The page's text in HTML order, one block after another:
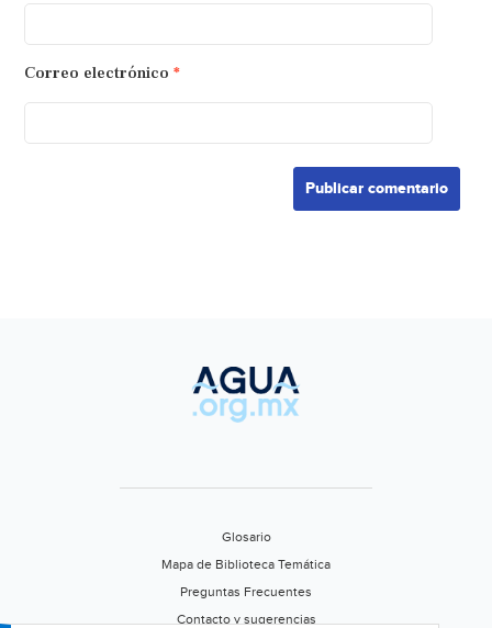
Correo electrónico *
Glosario
Mapa de Biblioteca Temática
Preguntas Frecuentes
Contacto y sugerencias